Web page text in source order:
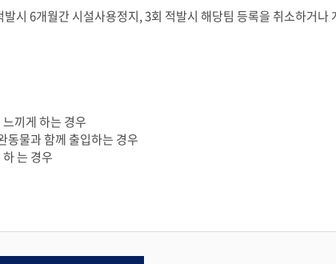
시 6개월간 시설사용정지, 3회 적발시 해당팀 등록을 취소하거나
끼게 하는 경우
동물과 함께 출입하는 경우
는 경우